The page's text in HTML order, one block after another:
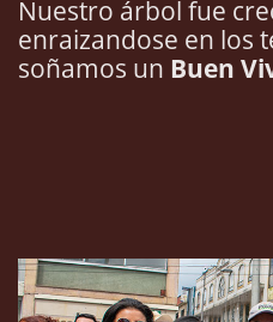
Nuestro árbol fue
enraizandose en los
soñamos un Buen